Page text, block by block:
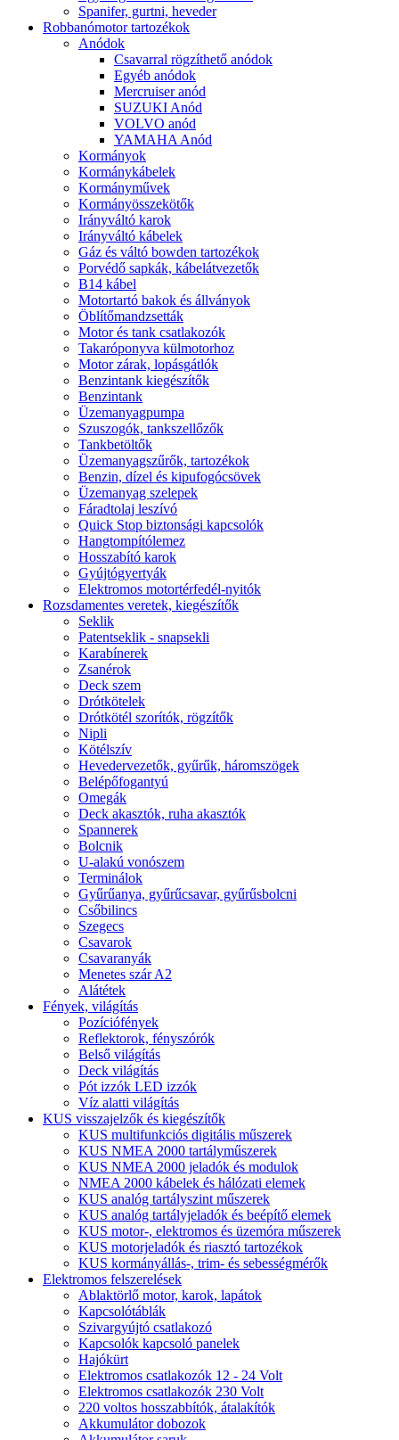
Spanifer, gurtni, heveder
Robbanómotor tartozékok
Anódok
Csavarral rögzíthető anódok
Egyéb anódok
Mercruiser anód
SUZUKI Anód
VOLVO anód
YAMAHA Anód
Kormányok
Kormánykábelek
Kormányművek
Kormányösszekötők
Irányváltó karok
Irányváltó kábelek
Gáz és váltó bowden tartozékok
Porvédő sapkák, kábelátvezetők
B14 kábel
Motortartó bakok és állványok
Öblítőmandzsetták
Motor és tank csatlakozók
Takaróponyva külmotorhoz
Motor zárak, lopásgátlók
Benzintank kiegészítők
Benzintank
Üzemanyagpumpa
Szuszogók, tankszellőzők
Tankbetöltők
Üzemanyagszűrők, tartozékok
Benzin, dízel és kipufogócsövek
Üzemanyag szelepek
Fáradtolaj leszívó
Quick Stop biztonsági kapcsolók
Hangtompítólemez
Hosszabító karok
Gyújtógyertyák
Elektromos motortérfedél-nyitók
Rozsdamentes veretek, kiegészítők
Seklik
Patentseklik - snapsekli
Karabínerek
Zsanérok
Deck szem
Drótkötelek
Drótkötél szorítók, rögzítők
Nipli
Kötélszív
Hevedervezetők, gyűrűk, háromszögek
Belépőfogantyú
Omegák
Deck akasztók, ruha akasztók
Spannerek
Bolcnik
U-alakú vonószem
Terminálok
Gyűrűanya, gyűrűcsavar, gyűrűsbolcni
Csőbilincs
Szegecs
Csavarok
Csavaranyák
Menetes szár A2
Alátétek
Fények, világítás
Pozíciófények
Reflektorok, fényszórók
Belső világítás
Deck világítás
Pót izzók LED izzók
Víz alatti világítás
KUS visszajelzők és kiegészítők
KUS multifunkciós digitális műszerek
KUS NMEA 2000 tartályműszerek
KUS NMEA 2000 jeladók és modulok
NMEA 2000 kábelek és hálózati elemek
KUS analóg tartályszint műszerek
KUS analóg tartályjeladók és beépítő elemek
KUS motor-, elektromos és üzemóra műszerek
KUS motorjeladók és riasztó tartozékok
KUS kormányállás-, trim- és sebességmérők
Elektromos felszerelések
Ablaktörlő motor, karok, lapátok
Kapcsolótáblák
Szivargyújtó csatlakozó
Kapcsolók kapcsoló panelek
Hajókürt
Elektromos csatlakozók 12 - 24 Volt
Elektromos csatlakozók 230 Volt
220 voltos hosszabbítók, átalakítók
Akkumulátor dobozok